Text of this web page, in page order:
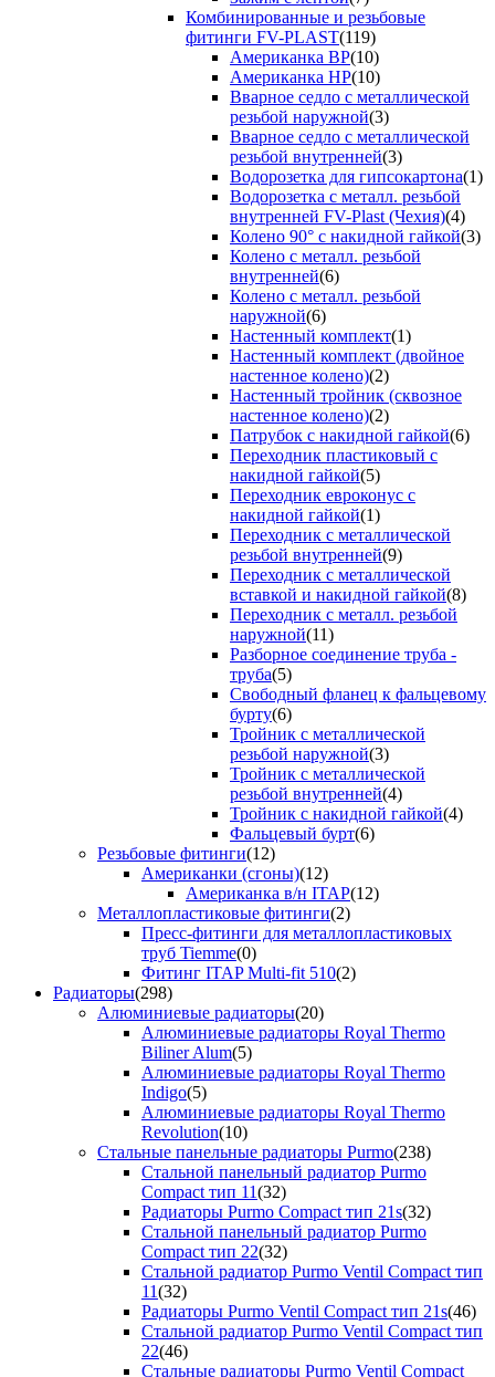
Комбинированные и резьбовые
фитинги FV-PLAST(119)
Американка ВР(10)
Американка НР(10)
Вварное седло с металлической
резьбой наружной(3)
Вварное седло с металлической
резьбой внутренней(3)
Водорозетка для гипсокартона(1)
Водорозетка с металл. резьбой
внутренней FV-Plast (Чехия)(4)
Колено 90° с накидной гайкой(3)
Колено с металл. резьбой
внутренней(6)
Колено с металл. резьбой
наружной(6)
Настенный комплект(1)
Настенный комплект (двойное
настенное колено)(2)
Настенный тройник (сквозное
настенное колено)(2)
Патрубок с накидной гайкой(6)
Переходник пластиковый с
накидной гайкой(5)
Переходник евроконус с
накидной гайкой(1)
Переходник с металлической
резьбой внутренней(9)
Переходник с металлической
вставкой и накидной гайкой(8)
Переходник с металл. резьбой
наружной(11)
Разборное соединение труба -
труба(5)
Свободный фланец к фальцевому
бурту(6)
Тройник с металлической
резьбой наружной(3)
Тройник с металлической
резьбой внутренней(4)
Тройник с накидной гайкой(4)
Фальцевый бурт(6)
Резьбовые фитинги(12)
Американки (сгоны)(12)
Американка в/н ITAP(12)
Металлопластиковые фитинги(2)
Пресс-фитинги для металлопластиковых
труб Tiemme(0)
Фитинг ITAP Multi-fit 510(2)
Радиаторы(298)
Алюминиевые радиаторы(20)
Алюминиевые радиаторы Royal Thermo
Biliner Alum(5)
Алюминиевые радиаторы Royal Thermo
Indigo(5)
Алюминиевые радиаторы Royal Thermo
Revolution(10)
Стальные панельные радиаторы Purmo(238)
Стальной панельный радиатор Purmo
Compact тип 11(32)
Радиаторы Purmo Compact тип 21s(32)
Стальной панельный радиатор Purmo
Compact тип 22(32)
Стальной радиатор Purmo Ventil Compact тип
11(32)
Радиаторы Purmo Ventil Compact тип 21s(46)
Стальной радиатор Purmo Ventil Compact тип
22(46)
Стальные радиаторы Purmo Ventil Compact